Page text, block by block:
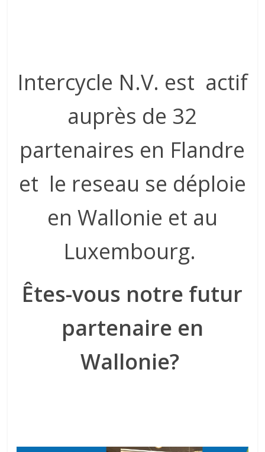
Intercycle N.V. est actif
auprès de 32
partenaires en Flandre
et le reseau se déploie
en Wallonie et au
Luxembourg.
Êtes-vous notre futur
partenaire en
Wallonie?